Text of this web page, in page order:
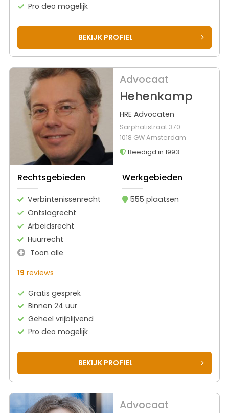
Pro deo mogelijk
BEKIJK PROFIEL
Advocaat
Hehenkamp
HRE Advocaten
Sarphatistraat 370
1018 GW Amsterdam
Beëdigd in 1993
Rechtsgebieden
Verbintenissenrecht
Ontslagrecht
Arbeidsrecht
Huurrecht
Toon alle
Werkgebieden
555 plaatsen
19 reviews
Gratis gesprek
Binnen 24 uur
Geheel vrijblijvend
Pro deo mogelijk
BEKIJK PROFIEL
Advocaat